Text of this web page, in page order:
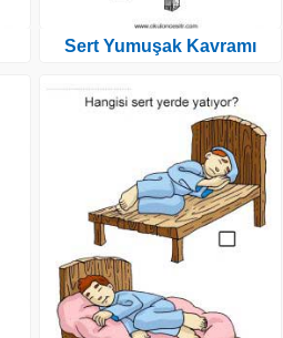
Sert Yumuşak Kavramı